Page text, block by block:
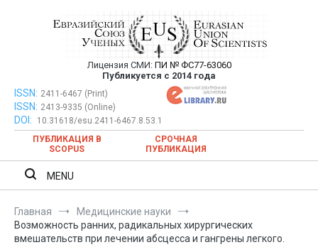
Евразийский Союз Ученых —
публикация научных статей в
ежемесячном научном журнале
Лицензия СМИ: ПИ № ФС77-63060
Публикуется с 2014 года
Евразийский Союз Ученых — публикация научных статей в
ежемесячном научном журнале
ISSN: 2411-6467 (Print)
ISSN: 2413-9335 (Online)
DOI:
10.31618/esu.2411-6467.8.53.1
ПУБЛИКАЦИЯ В
SCOPUS
СРОЧНАЯ
ПУБЛИКАЦИЯ
MENU
Главная
Медицинские науки
Возможность ранних, радикальных хирургических
вмешательств при лечении абсцесса и гангрены легкого.